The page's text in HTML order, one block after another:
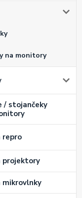
na monitory
/ stojančeky
repro
projektory
mikrovlnky